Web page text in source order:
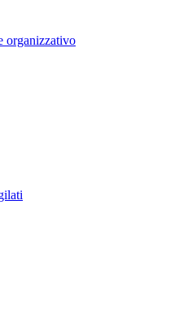
organizzativo